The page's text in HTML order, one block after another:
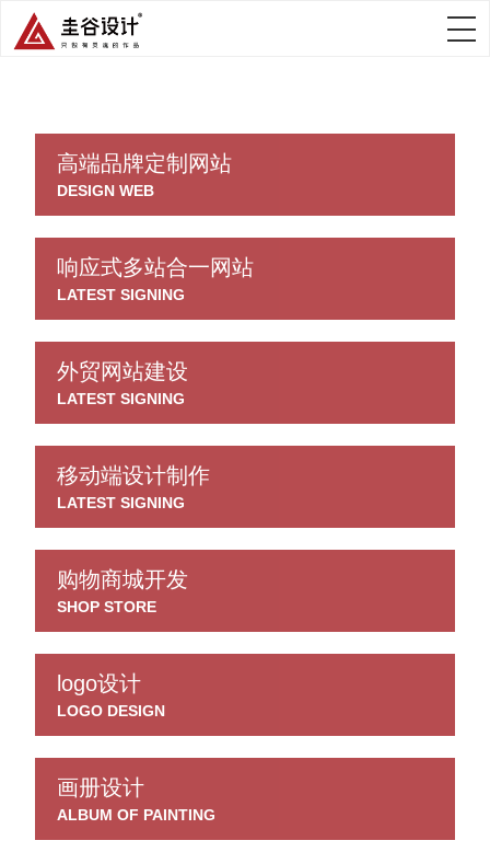
高端品牌定制网站
DESIGN WEB
响应式多站合一网站
LATEST SIGNING
外贸网站建设
LATEST SIGNING
移动端设计制作
LATEST SIGNING
购物商城开发
SHOP STORE
logo设计
LOGO DESIGN
画册设计
ALBUM OF PAINTING